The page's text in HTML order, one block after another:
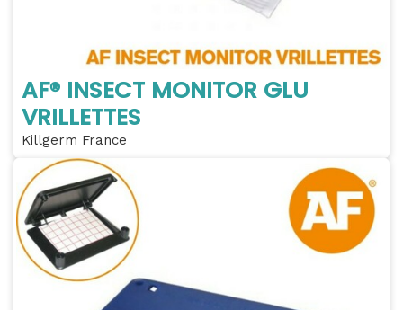
AF® INSECT MONITOR GLU
VRILLETTES
Killgerm France